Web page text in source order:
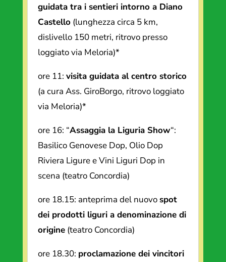
guidata tra i sentieri intorno a Diano
Castello(lunghezza circa 5 km,
dislivello 150 metri, ritrovo presso
loggiato via Meloria)*
ore 11: visita guidata al centro storico
(a cura Ass. GiroBorgo, ritrovo loggiato
via Meloria)*
ore 16: “Assaggia la Liguria Show“:
Basilico Genovese Dop, Olio Dop
Riviera Ligure e Vini Liguri Dop in
scena (teatro Concordia)
ore 18.15: anteprima del nuovospot
dei prodotti liguri a denominazione di
origine(teatro Concordia)
ore 18.30: proclamazione dei vincitori